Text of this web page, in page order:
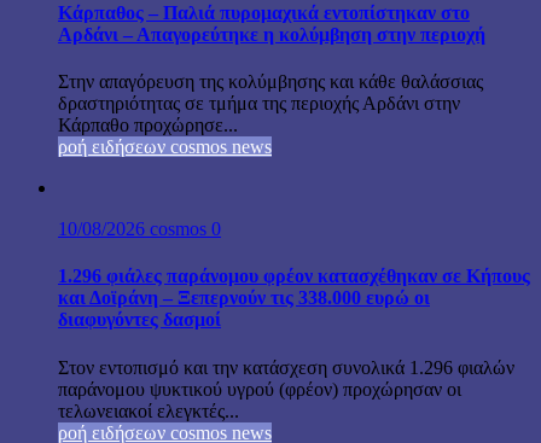
Κάρπαθος – Παλιά πυρομαχικά εντοπίστηκαν στο
Αρδάνι – Απαγορεύτηκε η κολύμβηση στην περιοχή
Στην απαγόρευση της κολύμβησης και κάθε θαλάσσιας
δραστηριότητας σε τμήμα της περιοχής Αρδάνι στην
Κάρπαθο προχώρησε...
ροή ειδήσεων cosmos news
10/08/2026 cosmos 0
1.296 φιάλες παράνομου φρέον κατασχέθηκαν σε Κήπους
και Δοϊράνη – Ξεπερνούν τις 338.000 ευρώ οι
διαφυγόντες δασμοί
Στον εντοπισμό και την κατάσχεση συνολικά 1.296 φιαλών
παράνομου ψυκτικού υγρού (φρέον) προχώρησαν οι
τελωνειακοί ελεγκτές...
ροή ειδήσεων cosmos news